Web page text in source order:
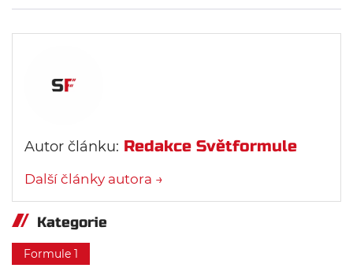
Autor článku: Redakce Světformule
Další články autora →
Kategorie
Formule 1